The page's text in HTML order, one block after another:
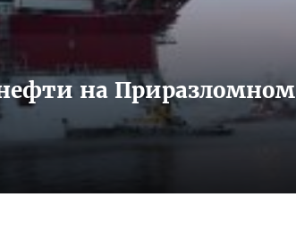
на Приразломном